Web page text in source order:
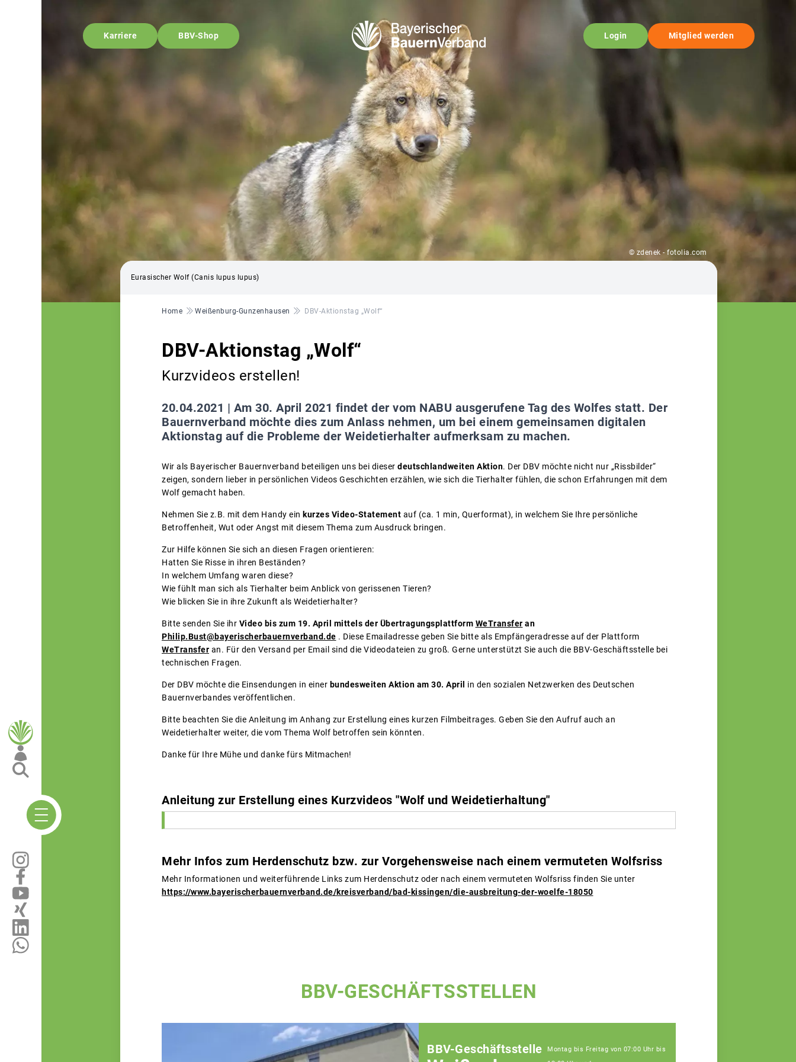
Karriere BBV-Shop Login Mitglied werden
© zdenek - fotolia.com
Eurasischer Wolf (Canis lupus lupus)
Pfadnavigation
Home Weißenburg-Gunzenhausen DBV-Aktionstag „Wolf“
DBV-Aktionstag „Wolf“
Kurzvideos erstellen!
20.04.2021 | Am 30. April 2021 findet der vom NABU ausgerufene Tag des Wolfes statt. Der
Bauernverband möchte dies zum Anlass nehmen, um bei einem gemeinsamen digitalen
Aktionstag auf die Probleme der Weidetierhalter aufmerksam zu machen.
Wir als Bayerischer Bauernverband beteiligen uns bei dieser deutschlandweiten Aktion. Der DBV möchte nicht nur „Rissbilder“
zeigen, sondern lieber in persönlichen Videos Geschichten erzählen, wie sich die Tierhalter fühlen, die schon Erfahrungen mit dem
Wolf gemacht haben.
Nehmen Sie z.B. mit dem Handy ein kurzes Video-Statement auf (ca. 1 min, Querformat), in welchem Sie Ihre persönliche
Betroffenheit, Wut oder Angst mit diesem Thema zum Ausdruck bringen.
Zur Hilfe können Sie sich an diesen Fragen orientieren:
Hatten Sie Risse in ihren Beständen?
In welchem Umfang waren diese?
Wie fühlt man sich als Tierhalter beim Anblick von gerissenen Tieren?
Wie blicken Sie in ihre Zukunft als Weidetierhalter?
Bitte senden Sie ihr Video bis zum 19. April mittels der Übertragungsplattform WeTransfer an
Philip.Bust@bayerischerbauernverband.de . Diese Emailadresse geben Sie bitte als Empfängeradresse auf der Plattform
WeTransfer an. Für den Versand per Email sind die Videodateien zu groß. Gerne unterstützt Sie auch die BBV-Geschäftsstelle bei
technischen Fragen.
Der DBV möchte die Einsendungen in einer bundesweiten Aktion am 30. April in den sozialen Netzwerken des Deutschen
Bauernverbandes veröffentlichen.
Bitte beachten Sie die Anleitung im Anhang zur Erstellung eines kurzen Filmbeitrages. Geben Sie den Aufruf auch an
Weidetierhalter weiter, die vom Thema Wolf betroffen sein könnten.
Danke für Ihre Mühe und danke fürs Mitmachen!
Anleitung zur Erstellung eines Kurzvideos "Wolf und Weidetierhaltung"
Mehr Infos zum Herdenschutz bzw. zur Vorgehensweise nach einem vermuteten Wolfsriss
Mehr Informationen und weiterführende Links zum Herdenschutz oder nach einem vermuteten Wolfsriss finden Sie unter
https://www.bayerischerbauernverband.de/kreisverband/bad-kissingen/die-ausbreitung-der-woelfe-18050
BBV-GESCHÄFTSSTELLEN
BBV-Geschäftsstelle
Montag bis Freitag von 07:00 Uhr bis